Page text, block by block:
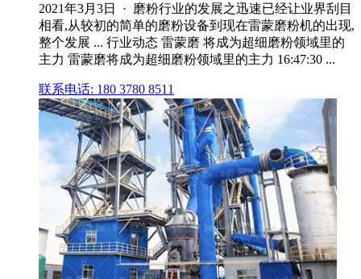
2021年3月3日 · 磨粉行业的发展之迅速已经让业界刮目
相看,从较初的简单的磨粉设备到现在雷蒙磨粉机的出现,
整个发展 ... 行业动态 雷蒙磨 将成为超细磨粉领域里的
主力 雷蒙磨将成为超细磨粉领域里的主力 16:47:30 ...
联系电话: 180 3780 8511